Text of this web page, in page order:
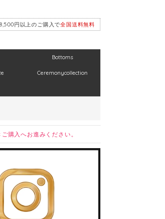
8,500円以上のご購入で全国送料無料
Bottoms
Ceremonycollection
入へお進みください。